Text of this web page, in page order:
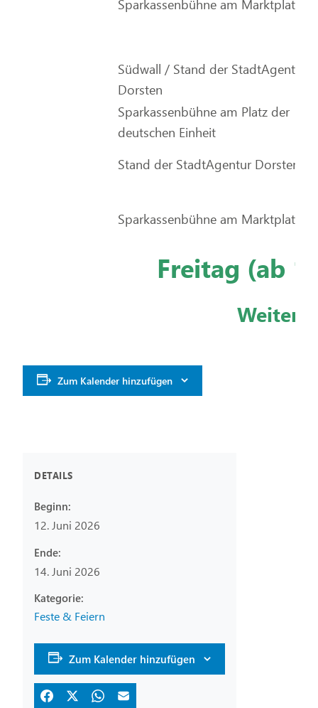
Sparkassenbühne am Marktplatz
Südwall / Stand der StadtAgentur
Dorsten
Sparkassenbühne am Platz der
deutschen Einheit
Stand der StadtAgentur Dorsten
Sparkassenbühne am Marktplatz
Freitag (ab
Zum Kalender hinzufügen
DETAILS
Beginn:
12. Juni 2026
Ende:
14. Juni 2026
Feste & Feiern
Zum Kalender hinzufügen